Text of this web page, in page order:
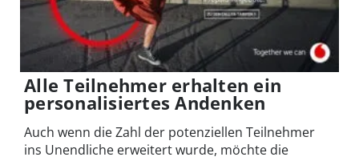
Alle Teilnehmer erhalten ein
personalisiertes Andenken
Auch wenn die Zahl der potenziellen Teilnehmer
ins Unendliche erweitert wurde, möchte die